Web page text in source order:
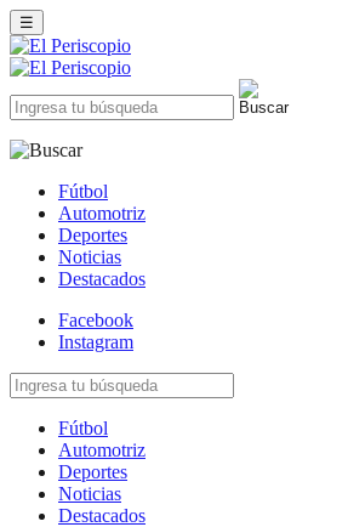
☰
Fútbol
Automotriz
Deportes
Noticias
Destacados
Facebook
Instagram
Fútbol
Automotriz
Deportes
Noticias
Destacados